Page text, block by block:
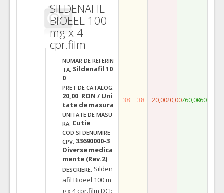
SILDENAFIL
BIOEEL 100
mg x 4
cpr.film
NUMAR DE REFERIN
TA: Sildenafil 10
0
PRET DE CATALOG:
20,00 RON / Uni
tate de masura
UNITATE DE MASU
RA: Cutie
COD SI DENUMIRE
CPV: 33690000-3
Diverse medica
mente (Rev.2)
DESCRIERE: Silden
afil Bioeel 100 m
g x 4 cpr.film DCI:
38 38 20,0020,00760,00760,00